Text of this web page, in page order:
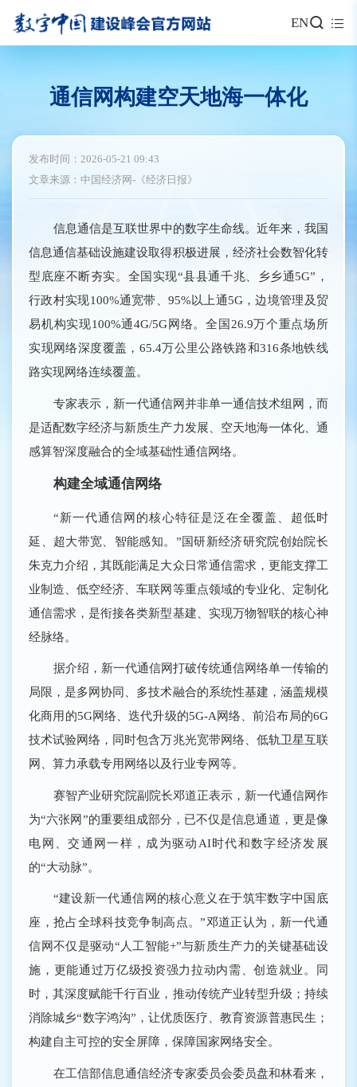
EN
通信网构建空天地海一体化
发布时间：2026-05-21 09:43
文章来源：中国经济网-《经济日报》
信息通信是互联世界中的数字生命线。近年来，我国
信息通信基础设施建设取得积极进展，经济社会数智化转
型底座不断夯实。全国实现“县县通千兆、乡乡通5G”，
行政村实现100%通宽带、95%以上通5G，边境管理及贸
易机构实现100%通4G/5G网络。全国26.9万个重点场所
实现网络深度覆盖，65.4万公里公路铁路和316条地铁线
路实现网络连续覆盖。
专家表示，新一代通信网并非单一通信技术组网，而
是适配数字经济与新质生产力发展、空天地海一体化、通
感算智深度融合的全域基础性通信网络。
构建全域通信网络
“新一代通信网的核心特征是泛在全覆盖、超低时
延、超大带宽、智能感知。”国研新经济研究院创始院长
朱克力介绍，其既能满足大众日常通信需求，更能支撑工
业制造、低空经济、车联网等重点领域的专业化、定制化
通信需求，是衔接各类新型基建、实现万物智联的核心神
经脉络。
据介绍，新一代通信网打破传统通信网络单一传输的
局限，是多网协同、多技术融合的系统性基建，涵盖规模
化商用的5G网络、迭代升级的5G-A网络、前沿布局的6G
技术试验网络，同时包含万兆光宽带网络、低轨卫星互联
网、算力承载专用网络以及行业专网等。
赛智产业研究院副院长邓道正表示，新一代通信网作
为“六张网”的重要组成部分，已不仅是信息通道，更是像
电网、交通网一样，成为驱动AI时代和数字经济发展
的“大动脉”。
“建设新一代通信网的核心意义在于筑牢数字中国底
座，抢占全球科技竞争制高点。”邓道正认为，新一代通
信网不仅是驱动“人工智能+”与新质生产力的关键基础设
施，更能通过万亿级投资强力拉动内需、创造就业。同
时，其深度赋能千行百业，推动传统产业转型升级；持续
消除城乡“数字鸿沟”，让优质医疗、教育资源普惠民生；
构建自主可控的安全屏障，保障国家网络安全。
在工信部信息通信经济专家委员会委员盘和林看来，